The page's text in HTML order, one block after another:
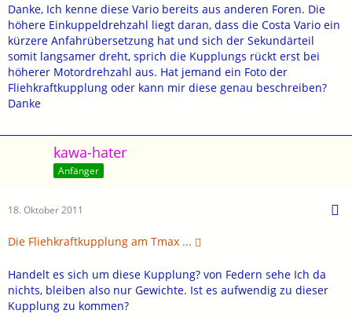
Danke, Ich kenne diese Vario bereits aus anderen Foren. Die
höhere Einkuppeldrehzahl liegt daran, dass die Costa Vario ein
kürzere Anfahrübersetzung hat und sich der Sekundärteil
somit langsamer dreht, sprich die Kupplungs rückt erst bei
höherer Motordrehzahl aus. Hat jemand ein Foto der
Fliehkraftkupplung oder kann mir diese genau beschreiben?
Danke
kawa-hater
Anfänger
18. Oktober 2011
Die Fliehkraftkupplung am Tmax ...
Handelt es sich um diese Kupplung? von Federn sehe Ich da
nichts, bleiben also nur Gewichte. Ist es aufwendig zu dieser
Kupplung zu kommen?